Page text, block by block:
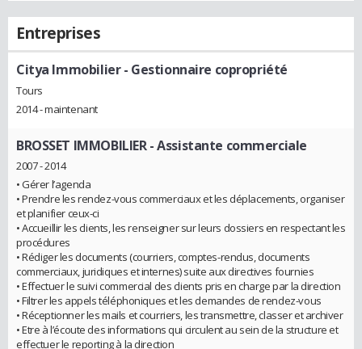
Entreprises
Citya Immobilier- Gestionnaire copropriété
Tours
2014 - maintenant
BROSSET IMMOBILIER- Assistante commerciale
2007 - 2014
• Gérer l’agenda
• Prendre les rendez-vous commerciaux et les déplacements, organiser
et planifier ceux-ci
• Accueillir les clients, les renseigner sur leurs dossiers en respectant les
procédures
• Rédiger les documents (courriers, comptes-rendus, documents
commerciaux, juridiques et internes) suite aux directives fournies
• Effectuer le suivi commercial des clients pris en charge par la direction
• Filtrer les appels téléphoniques et les demandes de rendez-vous
• Réceptionner les mails et courriers, les transmettre, classer et archiver
• Etre à l’écoute des informations qui circulent au sein de la structure et
effectuer le reporting à la direction